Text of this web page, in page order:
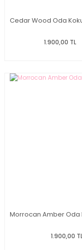
Cedar Wood Oda
1.900,00 TL
Morrocan Amber Oda
1.900,00